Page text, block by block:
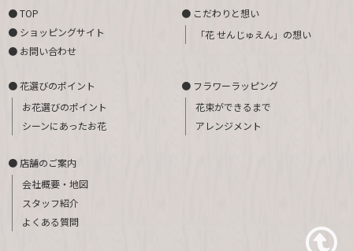
● TOP
● ショッピングサイト
● お問い合わせ
● こだわりと想い
「花 せんじゅえん」の想い
● 花選びのポイント
お花選びのポイント
シーンにあったお花
● フラワーラッピング
花束ができるまで
アレンジメント
● 店舗のご案内
会社概要・地図
スタッフ紹介
よくある質問